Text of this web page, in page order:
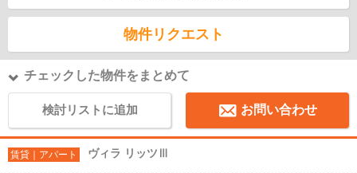
物件リクエスト
チェックした物件をまとめて
検討リストに追加 お問い合わせ
賃貸｜アパート ヴィラ リッツⅢ